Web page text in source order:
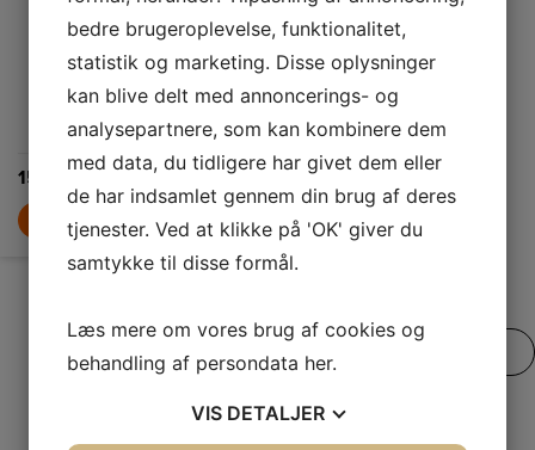
aktuelle
temperatur.
afrimning i
og manuel
afrimning i
fryseren
15.499,-
LÆG I KURV
du se frosne
fødevarer, men
Afrimningssystem
32.999,-
LÆG I KURV
SE VORES FULDE UDVALG
bedre brugeroplevelse, funktionalitet,
statistik og marketing. Disse oplysninger
kan blive delt med annoncerings- og
analysepartnere, som kan kombinere dem
med data, du tidligere har givet dem eller
de har indsamlet gennem din brug af deres
tjenester. Ved at klikke på 'OK' giver du
samtykke til disse formål.
Læs mere om vores brug af cookies og
behandling af persondata her.
VIS DETALJER